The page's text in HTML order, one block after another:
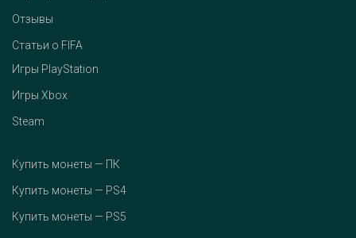
Отзывы
Статьи о FIFA
Игры PlayStation
Игры Xbox
Steam
Купить монеты — ПК
Купить монеты — PS4
Купить монеты — PS5